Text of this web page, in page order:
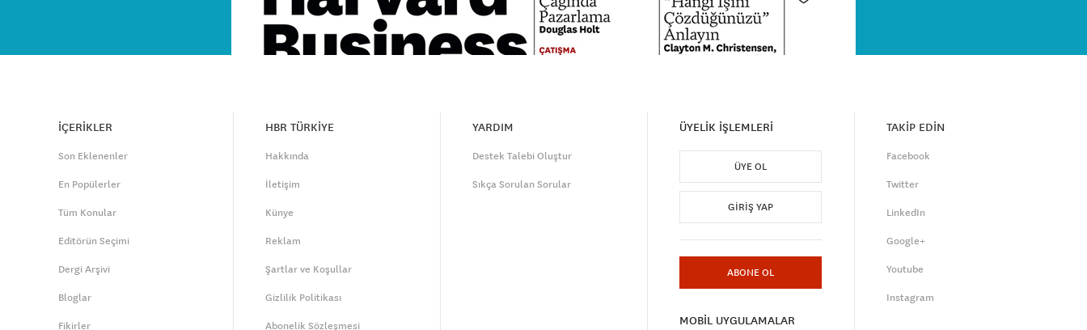
İÇERİKLER
Son Eklenenler
En Popülerler
Tüm Konular
Editörün Seçimi
Dergi Arşivi
Bloglar
Fikirler
HBR TÜRKİYE
Hakkında
İletişim
Künye
Reklam
Şartlar ve Koşullar
Gizlilik Politikası
Abonelik Sözleşmesi
YARDIM
Destek Talebi Oluştur
Sıkça Sorulan Sorular
ÜYELİK İŞLEMLERİ
ÜYE OL
GIRIŞ YAP
ABONE OL
MOBİL UYGULAMALAR
TAKİP EDİN
Facebook
Twitter
LinkedIn
Google+
Youtube
Instagram